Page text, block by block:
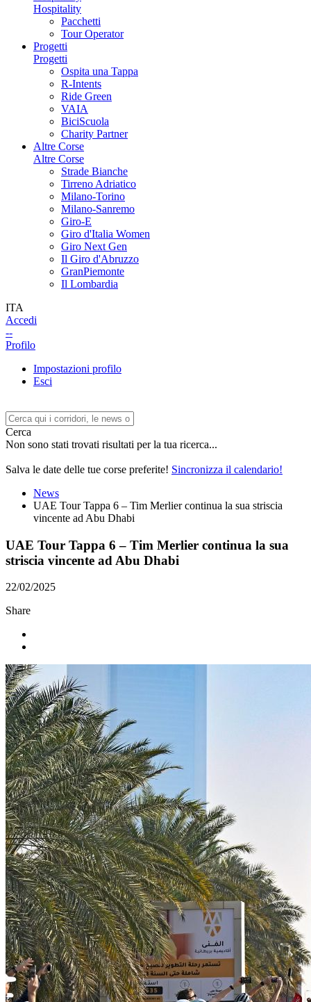
Hospitality
Pacchetti
Tour Operator
Progetti
Progetti
Ospita una Tappa
R-Intents
Ride Green
VAIA
BiciScuola
Charity Partner
Altre Corse
Altre Corse
Strade Bianche
Tirreno Adriatico
Milano-Torino
Milano-Sanremo
Giro-E
Giro d'Italia Women
Giro Next Gen
Il Giro d'Abruzzo
GranPiemonte
Il Lombardia
ITA
Accedi
--
Profilo
Impostazioni profilo
Esci
Cerca
Non sono stati trovati risultati per la tua ricerca...
Salva le date delle tue corse preferite! Sincronizza il calendario!
News
UAE Tour Tappa 6 – Tim Merlier continua la sua striscia
vincente ad Abu Dhabi
UAE Tour Tappa 6 – Tim Merlier continua la sua
striscia vincente ad Abu Dhabi
22/02/2025
Share